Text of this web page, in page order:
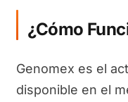
¿Cómo
Genomex es el
disponible en el